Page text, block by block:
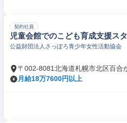
契約社員
児童会館でのこども育成支援ス
公益財団法人さっぽろ青少年女性活動協会
〒002-8081北海道札幌市北区百合
月給18万7600円以上